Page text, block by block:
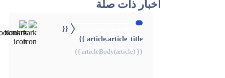
أخبار ذات صلة
{{
article.article_title }}
{{ articleBody(article) }}